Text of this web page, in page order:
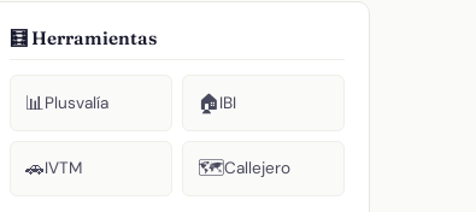
🧮 Herramientas
📊Plusvalía 🏠IBI
🚗IVTM 🗺️Callejero